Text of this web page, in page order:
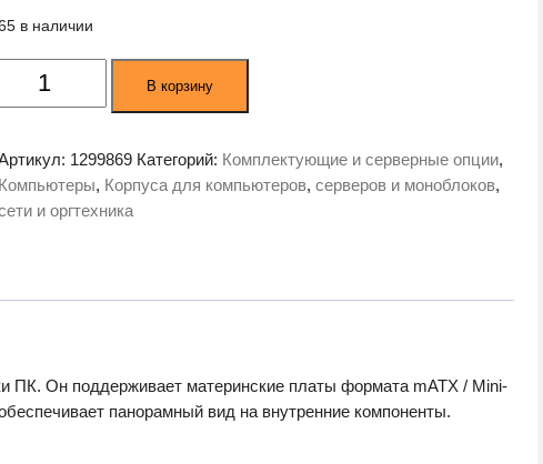
в наличии
Количество
товара
P10
В корзину
1299869 Категорий: Комплектующие и серверные опции,
Компьютеры, Корпуса для компьютеров,серверов и моноблоков,
и оргтехника
Он поддерживает материнские платы формата mATX / Mini-
панорамный вид на внутренние компоненты.